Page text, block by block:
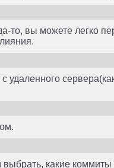
то, вы можете легко
удаленного
какие